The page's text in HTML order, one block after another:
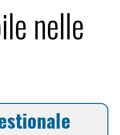
nelle